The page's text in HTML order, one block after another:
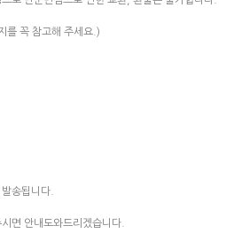
를 꼭 참고해 주세요.)
송됩니다.
면 안내도와드리겠습니다.